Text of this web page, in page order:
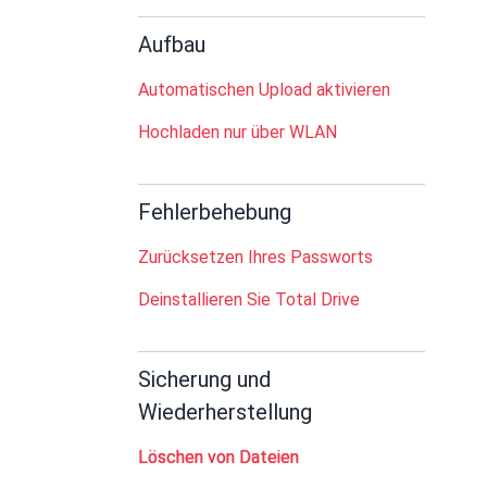
Aufbau
Automatischen Upload aktivieren
Hochladen nur über WLAN
Fehlerbehebung
Zurücksetzen Ihres Passworts
Deinstallieren Sie Total Drive
Sicherung und
Wiederherstellung
Löschen von Dateien